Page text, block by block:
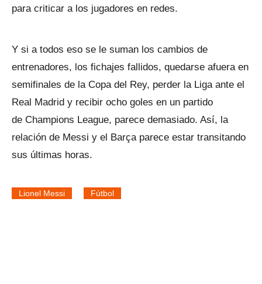
para criticar a los jugadores en redes.
Y si a todos eso se le suman los cambios de
entrenadores, los fichajes fallidos, quedarse afuera en
semifinales de la Copa del Rey, perder la Liga ante el
Real Madrid y recibir ocho goles en un partido
de Champions League, parece demasiado. Así, la
relación de Messi y el Barça parece estar transitando
sus últimas horas.
Lionel Messi Fútbol